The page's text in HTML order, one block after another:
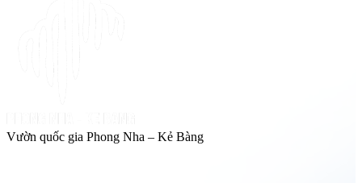
Vườn quốc gia Phong Nha – Kẻ Bàng